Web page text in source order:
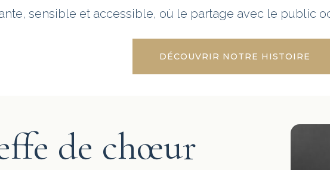
sensible et accessible, où le partage avec le public
DÉCOUVRIR NOTRE HISTOIRE
de chœur